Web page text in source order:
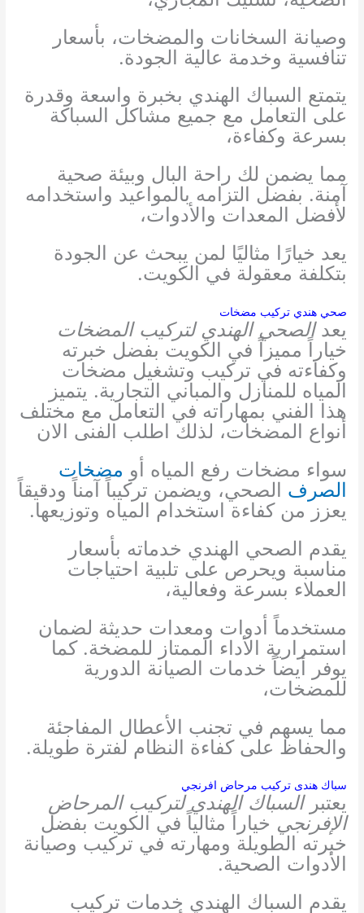
وصيانة السخانات والمضخات، بأسعار
تنافسية وخدمة عالية الجودة.
يتمتع السباك الهندي بخبرة واسعة وقدرة
على التعامل مع جميع مشاكل السباكة
بسرعة وكفاءة،
مما يضمن لك راحة البال وبيئة صحية
آمنة. بفضل التزامه بالمواعيد واستخدامه
لأفضل المعدات والأدوات،
يعد خيارًا مثاليًا لمن يبحث عن الجودة
بتكلفة معقولة في الكويت.
صحي هندي تركيب مضخات
يعدالصحي الهندي لتركيب المضخات
خياراً مميزاً في الكويت بفضل خبرته
وكفاءته في تركيب وتشغيل مضخات
المياه للمنازل والمباني التجارية. يتميز
هذا الفني بمهاراته في التعامل مع مختلف
أنواع المضخات، لذلك اطلب الفنى الان
سواء مضخات رفع المياه أو مضخات
الصرف الصحي، ويضمن تركيباً آمناً ودقيقاً
يعزز من كفاءة استخدام المياه وتوزيعها.
يقدم الصحي الهندي خدماته بأسعار
مناسبة ويحرص على تلبية احتياجات
العملاء بسرعة وفعالية،
مستخدماً أدوات ومعدات حديثة لضمان
استمرارية الأداء الممتاز للمضخة. كما
يوفر أيضاً خدمات الصيانة الدورية
للمضخات،
مما يسهم في تجنب الأعطال المفاجئة
والحفاظ على كفاءة النظام لفترة طويلة.
سباك هندى تركيب مرحاض افرنجي
يعتبرالسباك الهندي لتركيب المرحاض
الإفرنجي خياراً مثالياً في الكويت بفضل
خبرته الطويلة ومهارته في تركيب وصيانة
الأدوات الصحية.
يقدم السباك الهندي خدمات تركيب